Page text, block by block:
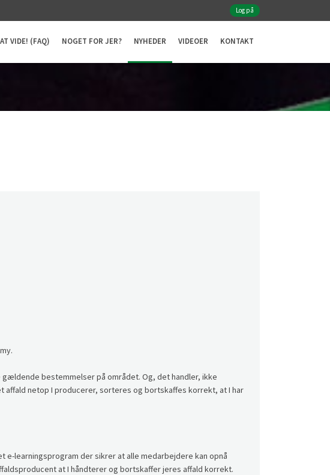
Log på
VIDE! (FAQ) NOGET FOR JER? NYHEDER VIDEOER KONTAKT
bestemmelser på området. Og, det handler, ikke
netop I producerer, sorteres og bortskaffes korrekt, at I har
learningsprogram der sikrer at alle medarbejdere kan opnå
at I håndterer og bortskaffer jeres affald korrekt.